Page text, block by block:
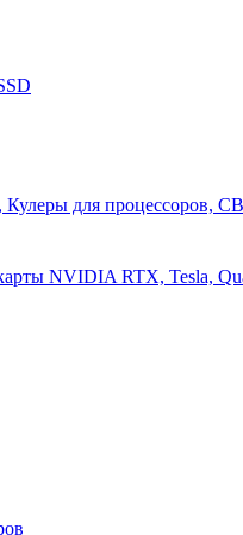
для процессоров,
NVIDIA RTX, Tesla,